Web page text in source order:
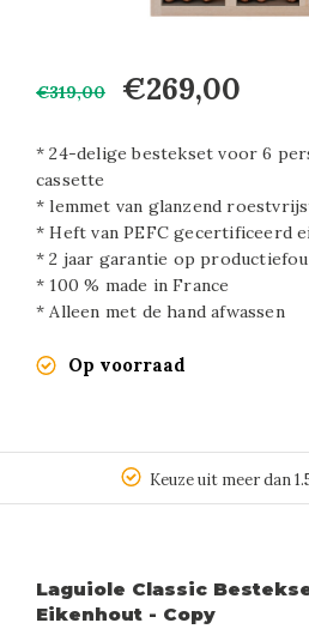
€319,00 €269,00
* 24-delige bestekset voor 6
cassette
* lemmet van glanzend
* Heft van PEFC gecertificeerd
* 2 jaar garantie op
* 100 % made in France
* Alleen met de hand afwassen
Op voorraad
Keuze uit meer dan
Laguiole Classic
Eikenhout - Copy